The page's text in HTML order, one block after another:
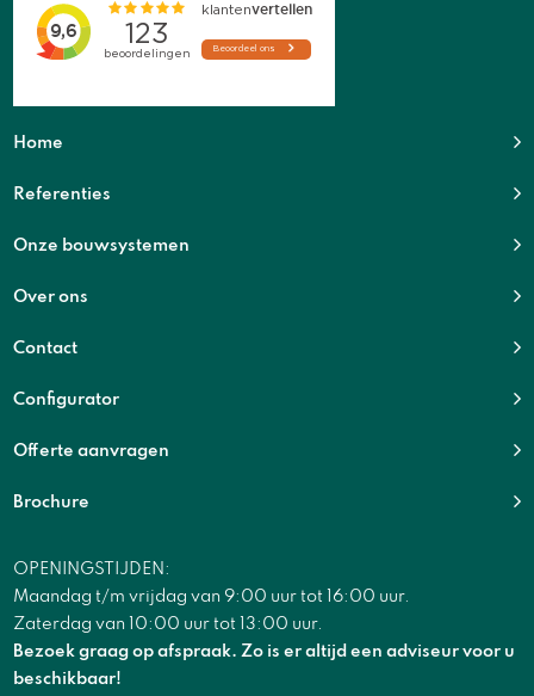
Home
Referenties
Onze bouwsystemen
Over ons
Contact
Configurator
Offerte aanvragen
Brochure
OPENINGSTIJDEN:
Maandag t/m vrijdag van 9:00 uur tot 16:00 uur.
Zaterdag van 10:00 uur tot 13:00 uur.
Bezoek graag op afspraak. Zo is er altijd een adviseur voor u
beschikbaar!